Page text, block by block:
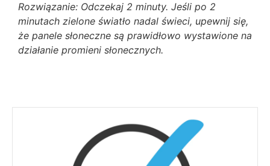
Rozwiązanie: Odczekaj 2 minuty. Jeśli po 2
minutach zielone światło nadal świeci, upewnij się,
że panele słoneczne są prawidłowo wystawione na
działanie promieni słonecznych.